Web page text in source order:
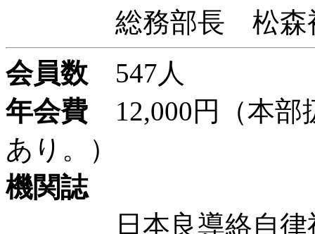
総務部長 松森裕
会員数 547人
年会費 12,000円（本部
あり。）
機関誌
日本良導絡自律神